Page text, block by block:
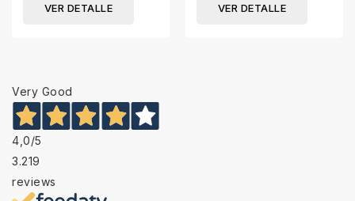
VER DETALLE VER DETALLE
Very Good
4,0/5
3.219
reviews